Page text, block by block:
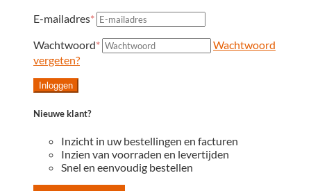
E-mailadres*
Wachtwoord*
Wachtwoord
vergeten?
Inloggen
Nieuwe klant?
Inzicht in uw bestellingen en facturen
Inzien van voorraden en levertijden
Snel en eenvoudig bestellen